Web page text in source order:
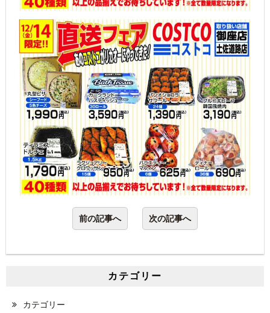
前の記事へ 次の記事へ
カテゴリー
カテゴリー